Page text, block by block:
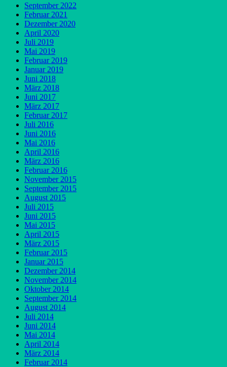
September 2022
Februar 2021
Dezember 2020
April 2020
Juli 2019
Mai 2019
Februar 2019
Januar 2019
Juni 2018
März 2018
Juni 2017
März 2017
Februar 2017
Juli 2016
Juni 2016
Mai 2016
April 2016
März 2016
Februar 2016
November 2015
September 2015
August 2015
Juli 2015
Juni 2015
Mai 2015
April 2015
März 2015
Februar 2015
Januar 2015
Dezember 2014
November 2014
Oktober 2014
September 2014
August 2014
Juli 2014
Juni 2014
Mai 2014
April 2014
März 2014
Februar 2014